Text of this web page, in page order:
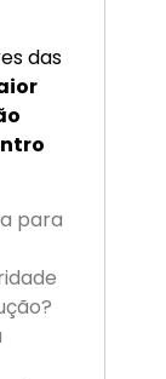
das
para